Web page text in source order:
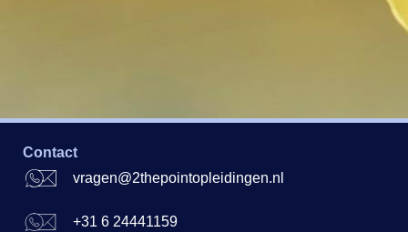
Contact
vragen@2thepointopleidingen.nl
+31 6 24441159